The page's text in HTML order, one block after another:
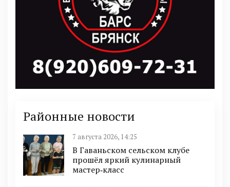
Районные новости
7 августа 2026, 14:25
В Гаваньском сельском клубе
прошёл яркий кулинарный
мастер‑класс